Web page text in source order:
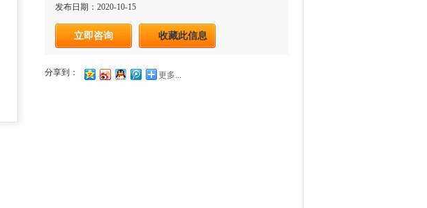
发布日期：2020-10-15
立即咨询 收藏此信息
分享到： 更多...